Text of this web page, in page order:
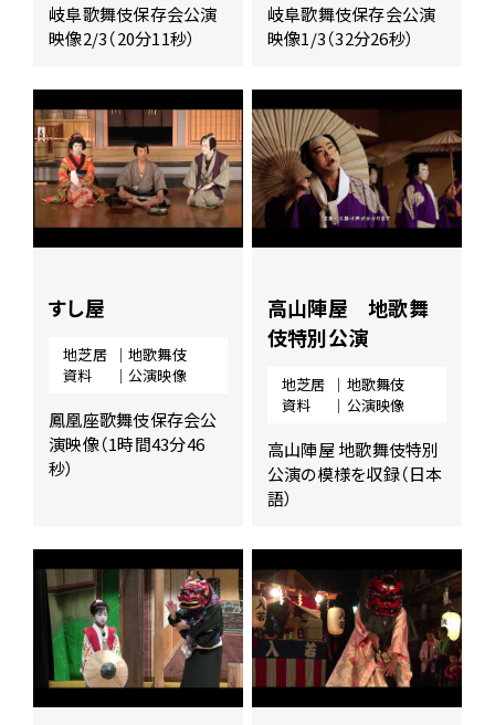
岐阜歌舞伎保存会公演
映像2/3（20分11秒）
岐阜歌舞伎保存会公演
映像1/3（32分26秒）
すし屋
地芝居
｜地歌舞伎
資料
｜公演映像
鳳凰座歌舞伎保存会公
演映像（1時間43分46
秒）
高山陣屋 地歌舞
伎特別公演
地芝居
｜地歌舞伎
資料
｜公演映像
高山陣屋 地歌舞伎特別
公演の模様を収録（日本
語）